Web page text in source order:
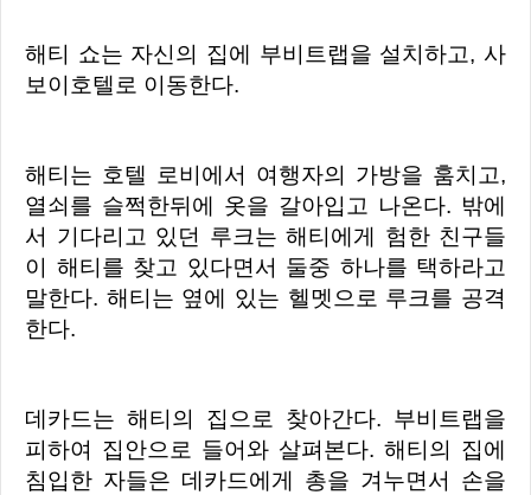
해티 쇼는 자신의 집에 부비트랩을 설치하고, 사
보이호텔로 이동한다.
해티는 호텔 로비에서 여행자의 가방을 훔치고,
열쇠를 슬쩍한뒤에 옷을 갈아입고 나온다. 밖에
서 기다리고 있던 루크는 해티에게 험한 친구들
이 해티를 찾고 있다면서 둘중 하나를 택하라고
말한다. 해티는 옆에 있는 헬멧으로 루크를 공격
한다.
데카드는 해티의 집으로 찾아간다. 부비트랩을
피하여 집안으로 들어와 살펴본다. 해티의 집에
침입한 자들은 데카드에게 총을 겨누면서 손을